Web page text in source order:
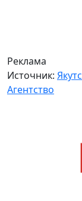
Реклама
Источник:
Агентство